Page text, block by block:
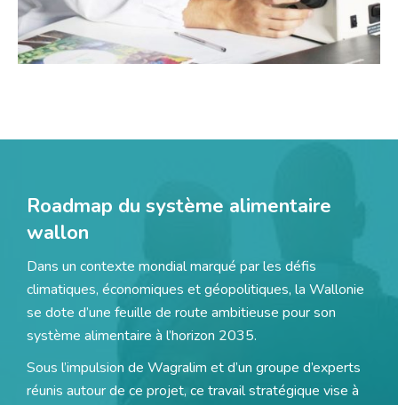
Roadmap du système alimentaire
wallon
Dans un contexte mondial marqué par les défis
climatiques, économiques et géopolitiques, la Wallonie
se dote d’une feuille de route ambitieuse pour son
système alimentaire à l’horizon 2035.
Sous l’impulsion de Wagralim et d’un groupe d’experts
réunis autour de ce projet, ce travail stratégique vise à